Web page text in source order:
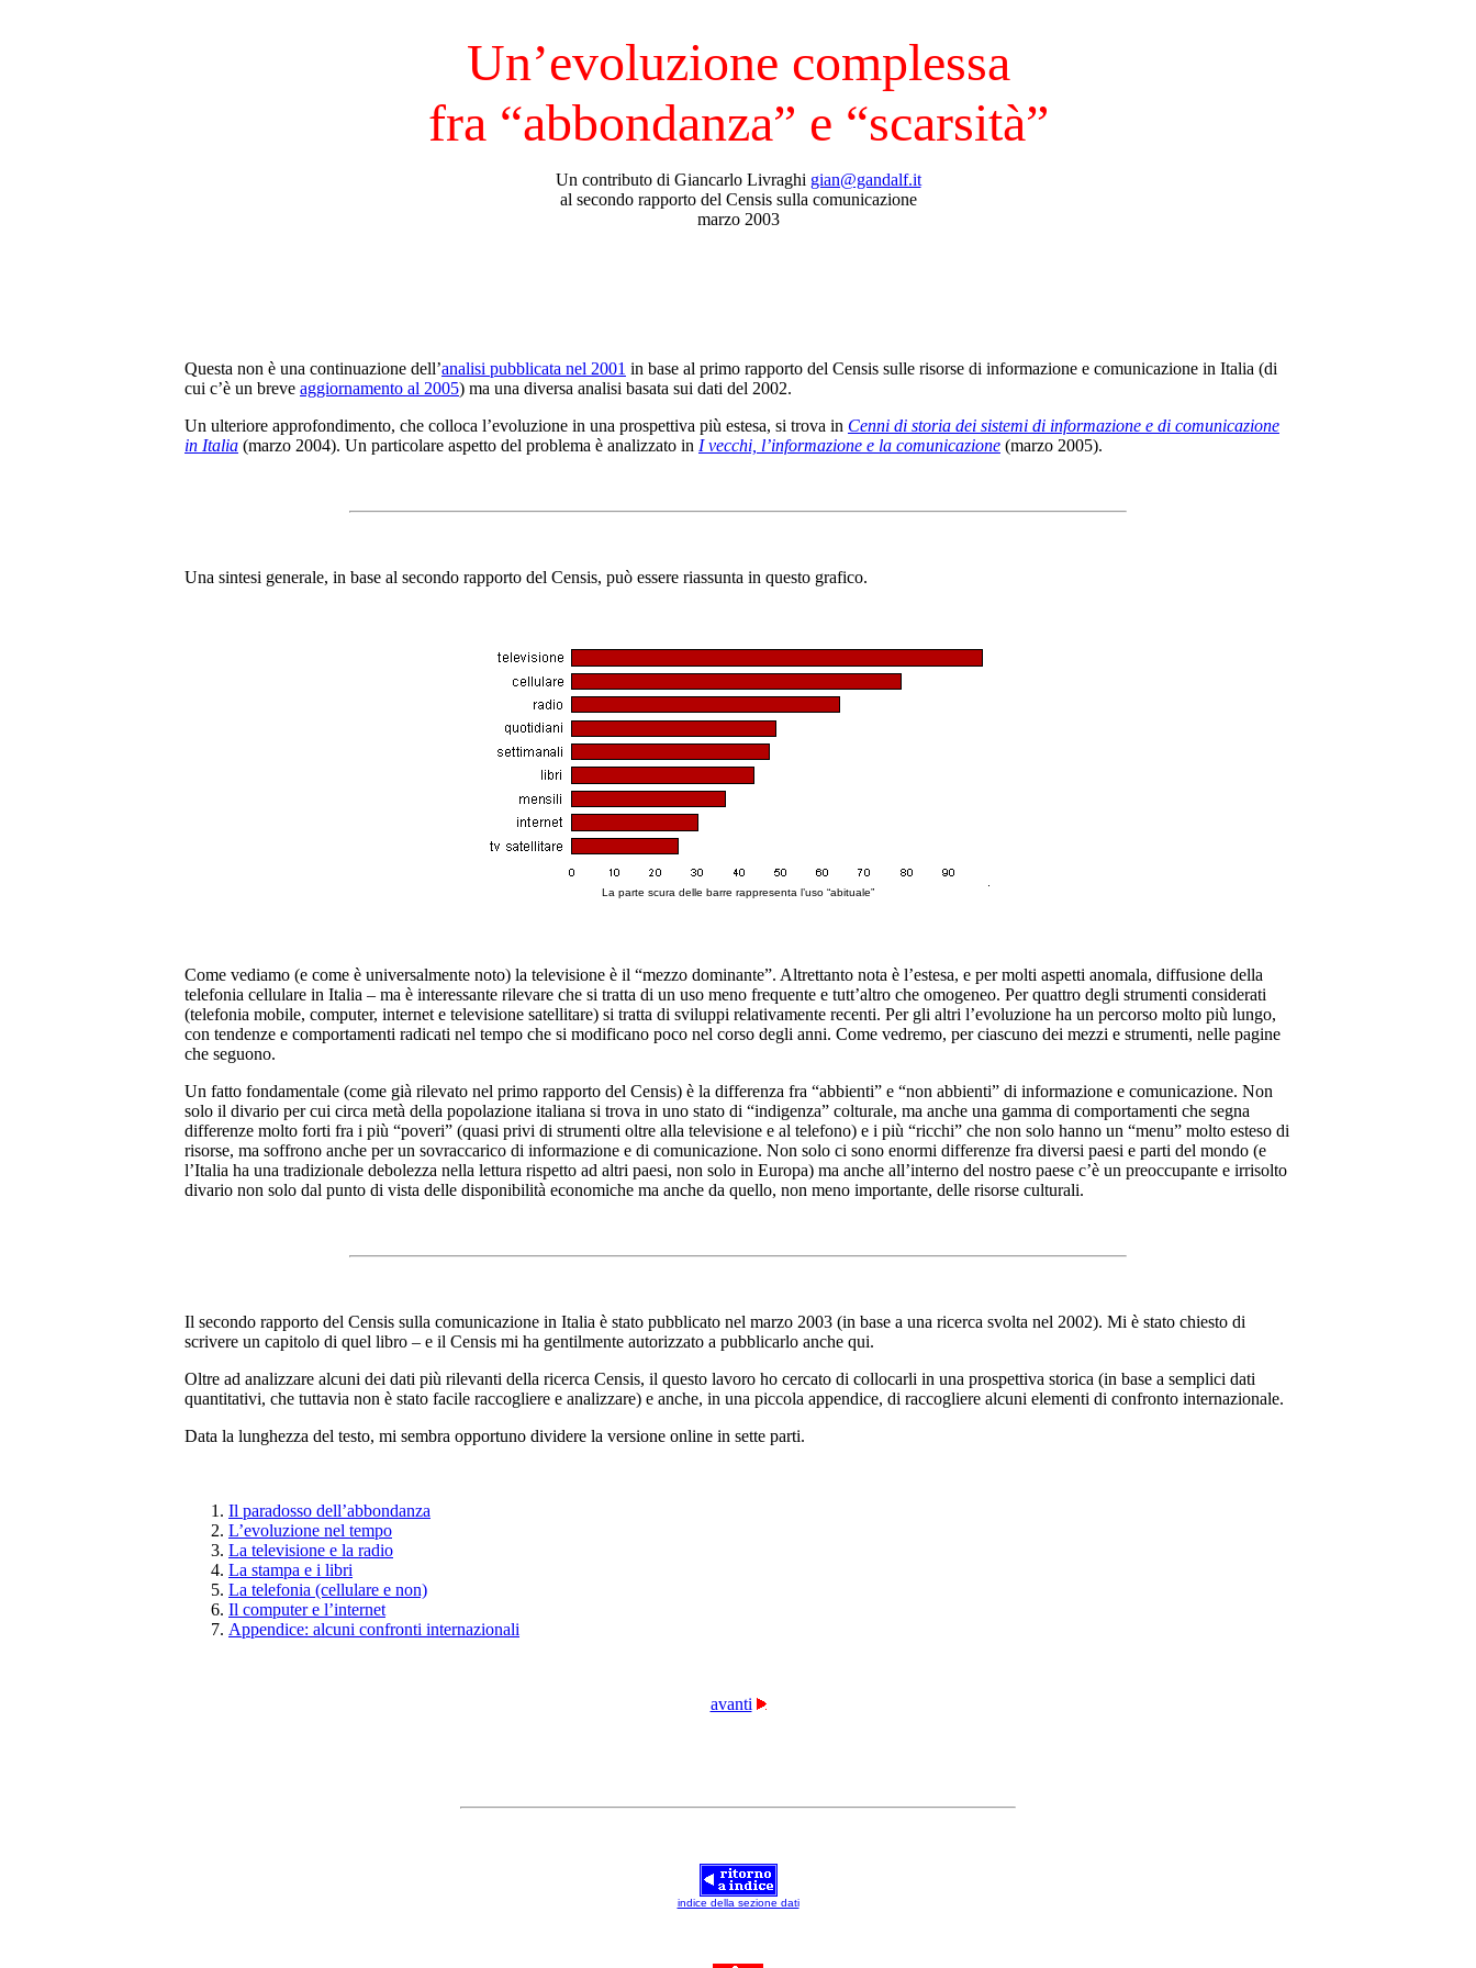
Un’evoluzione complessa
fra “abbondanza” e “scarsità”
Un contributo di Giancarlo Livraghi gian@gandalf.it
al secondo rapporto del Censis sulla comunicazione
marzo 2003
Questa non è una continuazione dell’analisi pubblicata nel 2001 in base al primo rapporto del Censis sulle risorse di informazione e comunicazione in Italia (di
cui c’è un breve aggiornamento al 2005) ma una diversa analisi basata sui dati del 2002.
Un ulteriore approfondimento, che colloca l’evoluzione in una prospettiva più estesa, si trova in Cenni di storia dei sistemi di informazione e di comunicazione
in Italia (marzo 2004). Un particolare aspetto del problema è analizzato in I vecchi, l’informazione e la comunicazione (marzo 2005).
Una sintesi generale, in base al secondo rapporto del Censis, può essere riassunta in questo grafico.
La parte scura delle barre rappresenta l’uso “abituale”
Come vediamo (e come è universalmente noto) la televisione è il “mezzo dominante”. Altrettanto nota è l’estesa, e per molti aspetti anomala, diffusione della
telefonia cellulare in Italia – ma è interessante rilevare che si tratta di un uso meno frequente e tutt’altro che omogeneo. Per quattro degli strumenti considerati
(telefonia mobile, computer, internet e televisione satellitare) si tratta di sviluppi relativamente recenti. Per gli altri l’evoluzione ha un percorso molto più lungo,
con tendenze e comportamenti radicati nel tempo che si modificano poco nel corso degli anni. Come vedremo, per ciascuno dei mezzi e strumenti, nelle pagine
che seguono.
Un fatto fondamentale (come già rilevato nel primo rapporto del Censis) è la differenza fra “abbienti” e “non abbienti” di informazione e comunicazione. Non
solo il divario per cui circa metà della popolazione italiana si trova in uno stato di “indigenza” colturale, ma anche una gamma di comportamenti che segna
differenze molto forti fra i più “poveri” (quasi privi di strumenti oltre alla televisione e al telefono) e i più “ricchi” che non solo hanno un “menu” molto esteso di
risorse, ma soffrono anche per un sovraccarico di informazione e di comunicazione. Non solo ci sono enormi differenze fra diversi paesi e parti del mondo (e
l’Italia ha una tradizionale debolezza nella lettura rispetto ad altri paesi, non solo in Europa) ma anche all’interno del nostro paese c’è un preoccupante e irrisolto
divario non solo dal punto di vista delle disponibilità economiche ma anche da quello, non meno importante, delle risorse culturali.
Il secondo rapporto del Censis sulla comunicazione in Italia è stato pubblicato nel marzo 2003 (in base a una ricerca svolta nel 2002). Mi è stato chiesto di
scrivere un capitolo di quel libro – e il Censis mi ha gentilmente autorizzato a pubblicarlo anche qui.
Oltre ad analizzare alcuni dei dati più rilevanti della ricerca Censis, il questo lavoro ho cercato di collocarli in una prospettiva storica (in base a semplici dati
quantitativi, che tuttavia non è stato facile raccogliere e analizzare) e anche, in una piccola appendice, di raccogliere alcuni elementi di confronto internazionale.
Data la lunghezza del testo, mi sembra opportuno dividere la versione online in sette parti.
Il paradosso dell’abbondanza
L’evoluzione nel tempo
La televisione e la radio
La stampa e i libri
La telefonia (cellulare e non)
Il computer e l’internet
Appendice: alcuni confronti internazionali
avanti
indice della sezione dati